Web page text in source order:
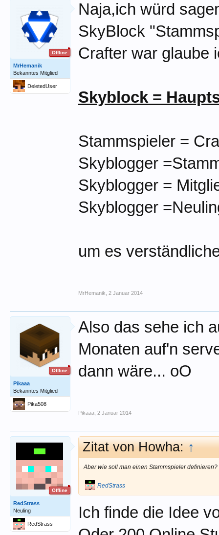
Offline
MrHemanik
Bekanntes Mitglied
DeletedUser
Naja,ich würd
SkyBlock
Crafter war glaube
Skyblock =
Stammspieler =
Skyblogger
Skyblogger =
Skyblogger
um es
MrHemanik 2 Januar 2014
Offline
Pikaaa
Bekanntes Mitglied
Pika508
Also das sehe ich
Monaten auf'n
dann wäre... oO
Pikaaa 2 Januar 2014
Offline
RedStrass
Neuling
RedStrass
Zitat von Howha:↑
Aber wie soll man einen Stammspieler
RedStrass
Ich finde die Idee